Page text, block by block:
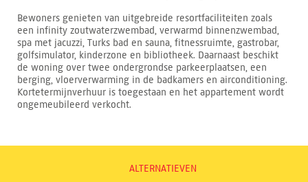
Bewoners genieten van uitgebreide resortfaciliteiten zoals
een infinity zoutwaterzwembad, verwarmd binnenzwembad,
spa met jacuzzi, Turks bad en sauna, fitnessruimte, gastrobar,
golfsimulator, kinderzone en bibliotheek. Daarnaast beschikt
de woning over twee ondergrondse parkeerplaatsen, een
berging, vloerverwarming in de badkamers en airconditioning.
Kortetermijnverhuur is toegestaan en het appartement wordt
ongemeubileerd verkocht.
ALTERNATIEVEN